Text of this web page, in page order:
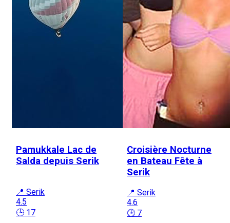
Pamukkale Lac de
Salda depuis Serik
📍 Serik
4.5
🕒 17
Croisière Nocturne
en Bateau Fête à
Serik
📍 Serik
4.6
🕒 7